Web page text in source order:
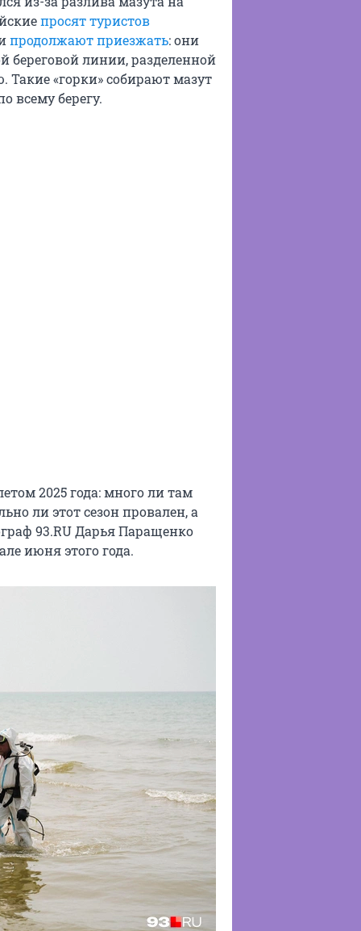
просят туристов
продолжают приезжать: они
береговой линии, разделенной
«горки» собирают мазут
всему берегу.
2025 года: много ли там
ли этот сезон провален, а
93.RU Дарья Паращенко
июня этого года.